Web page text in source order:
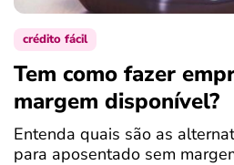
crédito fácil
Tem como fazer
margem disponível?
Entenda quais são as
para aposentado sem